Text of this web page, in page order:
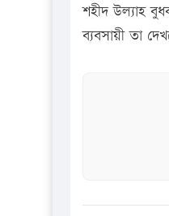
শহীদ উল্যাহ
ব্যবসায়ী তা